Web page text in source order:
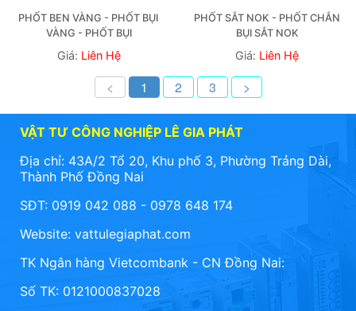
PHỐT BEN VÀNG - PHỐT BỤI
VÀNG - PHỐT BỤI
Giá: Liên Hệ
PHỐT SẮT NOK - PHỐT CHẮN
BỤI SẮT NOK
Giá: Liên Hệ
< 1 2 3 >
VẬT TƯ CÔNG NGHIỆP LÊ GIA PHÁT
Địa chỉ: 43A/2 Tổ 20, Khu phố 3, Phường Trảng Dài,
Thành Phố Đồng Nai
SĐT: 0919 042 088 - 0978 648 174
Website: vattulegiaphat.com
TK Ngân hàng Vietcombank - CN Đồng Nai:
Số TK: 0121000837028